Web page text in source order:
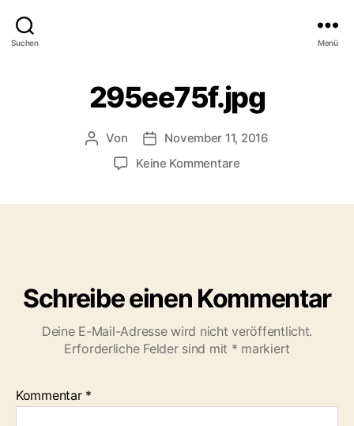
Suchen Menü
295ee75f.jpg
Beitragsautor
Von Veröffentlichungsdatum
November 11, 2016
Keine Kommentarezu
Schreibe einen Kommentar
Deine E-Mail-Adresse wird nicht veröffentlicht.
Erforderliche Felder sind mit * markiert
Kommentar *